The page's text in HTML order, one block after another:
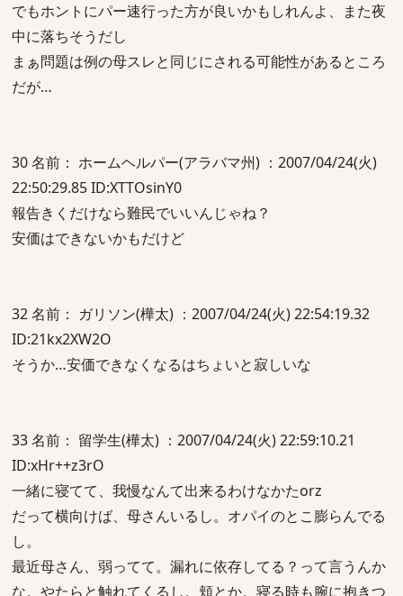
でもホントにパー速行った方が良いかもしれんよ、また夜
中に落ちそうだし
まぁ問題は例の母スレと同じにされる可能性があるところ
だが…
30 名前： ホームヘルパー(アラバマ州) ：2007/04/24(火)
22:50:29.85 ID:XTTOsinY0
報告きくだけなら難民でいいんじゃね？
安価はできないかもだけど
32 名前： ガリソン(樺太) ：2007/04/24(火) 22:54:19.32
ID:21kx2XW2O
そうか…安価できなくなるはちょいと寂しいな
33 名前： 留学生(樺太) ：2007/04/24(火) 22:59:10.21
ID:xHr++z3rO
一緒に寝てて、我慢なんて出来るわけなかたorz
だって横向けば、母さんいるし。オパイのとこ膨らんでる
し。
最近母さん、弱ってて。漏れに依存してる？って言うんか
な。やたらと触れてくるし。頬とか。寝る時も腕に抱きつ